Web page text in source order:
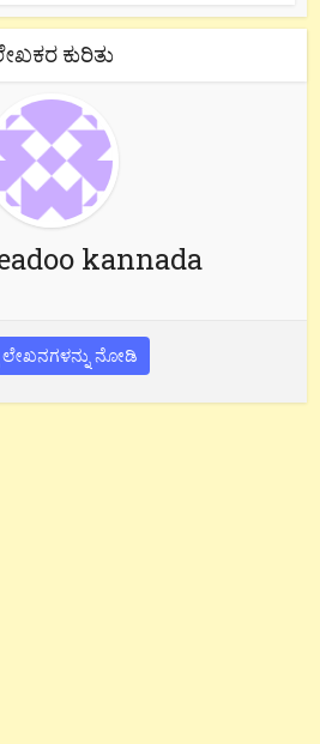
ಕುರಿತು
kannada
ಲೇಖನಗಳನ್ನು ನೋಡಿ